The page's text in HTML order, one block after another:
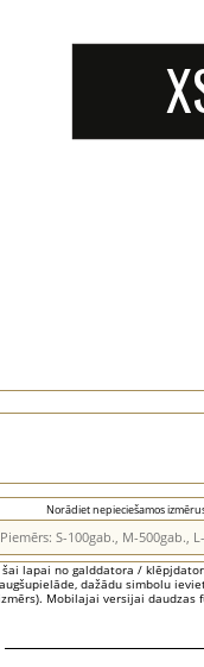
Norādiet nepieciešamos
šai lapai no galddatora /
dažādu simbolu
Mobilajai versijai daudzas